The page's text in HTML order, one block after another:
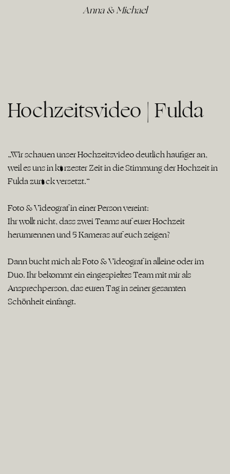
Anna & Michael
Hochzeitsvideo | Fulda
„Wir schauen unser Hochzeitsvideo deutlich häufiger an,
weil es uns in kürzester Zeit in die Stimmung der Hochzeit in
Fulda zurück versetzt.“
Foto & Videograf in einer Person vereint:
Ihr wollt nicht, dass zwei Teams auf eurer Hochzeit
herumrennen und 5 Kameras auf euch zeigen?
Dann bucht mich als Foto & Videograf in alleine oder im
Duo. Ihr bekommt ein eingespieltes Team mit mir als
Ansprechperson, das euren Tag in seiner gesamten
Schönheit einfängt.